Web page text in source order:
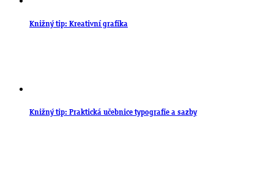
Knižný tip: Kreativní grafika
Knižný tip: Praktická učebnice typografie a sazby